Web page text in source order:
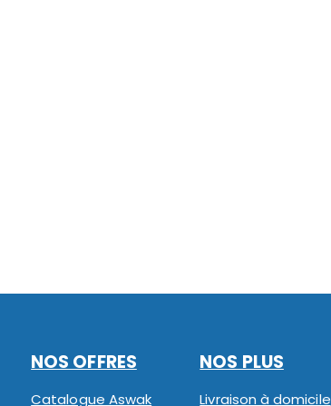
NOS OFFRES
Catalogue Aswak
NOS PLUS
Livraison à domicile